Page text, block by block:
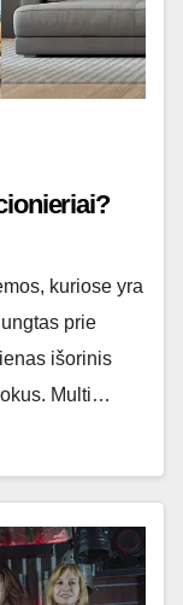
kuriose yra
prie
išorinis
Multi…